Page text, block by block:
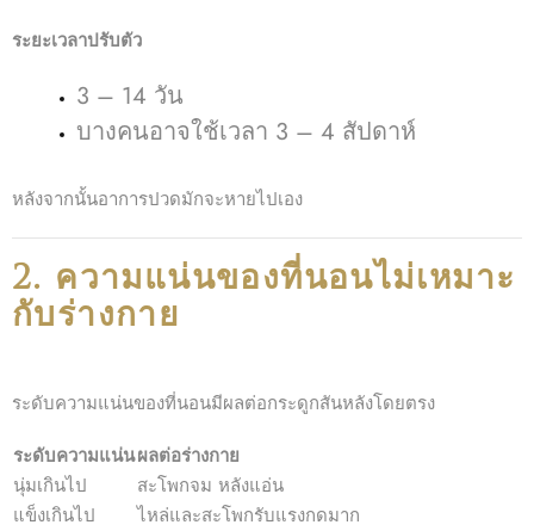
ระยะเวลาปรับตัว
3 – 14 วัน
บางคนอาจใช้เวลา 3 – 4 สัปดาห์
หลังจากนั้นอาการปวดมักจะหายไปเอง
2. ความแน่นของที่นอนไม่เหมาะ
กับร่างกาย
ระดับความแน่นของที่นอนมีผลต่อกระดูกสันหลังโดยตรง
ระดับความแน่นผลต่อร่างกาย
นุ่มเกินไป
สะโพกจม หลังแอ่น
แข็งเกินไป
ไหล่และสะโพกรับแรงกดมาก